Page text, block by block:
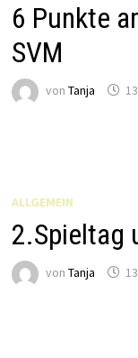
6 Punkte
SVM
von Tanja
ALLGEMEIN
2.Spieltag
von Tanja